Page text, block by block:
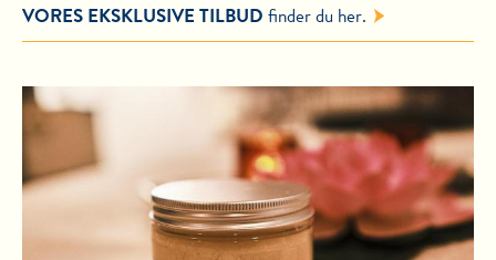
VORES EKSKLUSIVE TILBUD finder du her.